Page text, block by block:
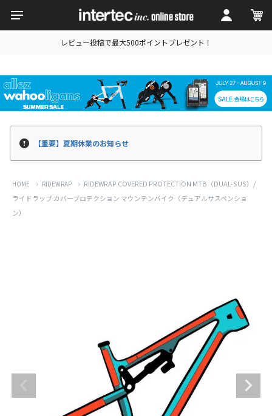
レビュー投稿で最大500ポイントプレゼント！
【重要】夏期休業のお知らせ
HOME RIDEWRAP
RIDEWRAP COVERED PROTECTION MTB（DUAL-SUS）/
ライドラップ カバープロテクション マウンテンバイク（デュアルサスペンショ
ン）